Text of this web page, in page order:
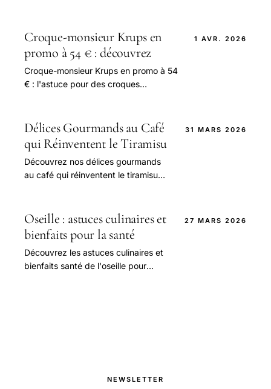
Croque-monsieur Krups en
promo à 54 € : découvrez
Croque-monsieur Krups en promo à 54
€ : l'astuce pour des croques
1 AVR. 2026
Délices Gourmands au Café
qui Réinventent le Tiramisu
Découvrez nos délices gourmands
au café qui réinventent le tiramisu
31 MARS 2026
Oseille : astuces culinaires et
bienfaits pour la santé
Découvrez les astuces culinaires et
bienfaits santé de l'oseille pour
27 MARS 2026
NEWSLETTER